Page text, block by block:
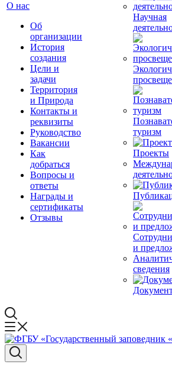
О нас
Об
организации
История
создания
Цели и
задачи
Территория
и Природа
Контакты и
реквизиты
Руководство
Вакансии
Как
добраться
Вопросы и
ответы
Награды и
сертификаты
Отзывы
Научная
туризм
Проекты
и
сведения